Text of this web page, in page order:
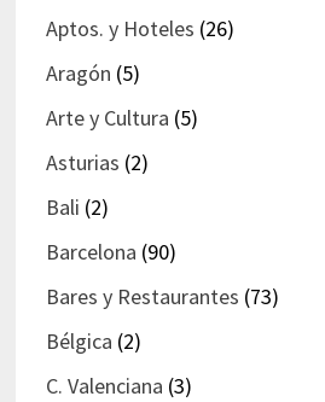
Aptos. y Hoteles (26)
Aragón (5)
Arte y Cultura (5)
Asturias (2)
Bali (2)
Barcelona (90)
Bares y Restaurantes (73)
Bélgica (2)
C. Valenciana (3)